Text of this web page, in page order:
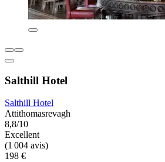
Salthill Hotel
Salthill Hotel
Attithomasrevagh
8,8/10
Excellent
(1 004 avis)
198 €